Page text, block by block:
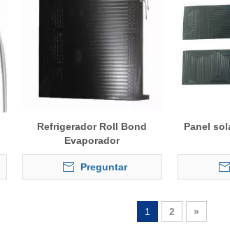
Refrigerador Roll Bond
Evaporador
Preguntar
Panel
1 2 »